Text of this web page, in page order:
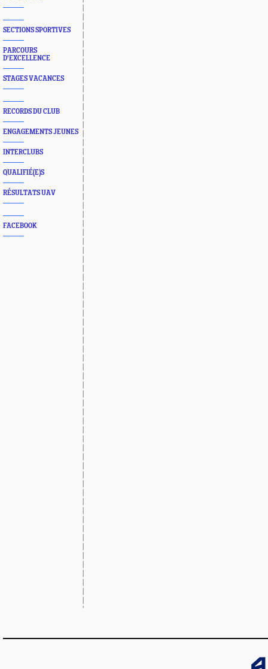
SECTIONS SPORTIVES
PARCOURS
D'EXCELLENCE
STAGES VACANCES
RECORDS DU CLUB
ENGAGEMENTS JEUNES
INTERCLUBS
QUALIFIÉ(E)S
RÉSULTATS UAV
FACEBOOK